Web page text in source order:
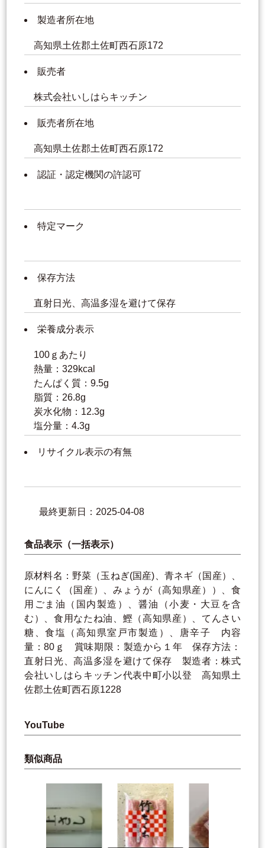
製造者所在地
高知県土佐郡土佐町西石原172
販売者
株式会社いしはらキッチン
販売者所在地
高知県土佐郡土佐町西石原172
認証・認定機関の許認可
特定マーク
保存方法
直射日光、高温多湿を避けて保存
栄養成分表示
100ｇあたり
熱量：329kcal
たんぱく質：9.5g
脂質：26.8g
炭水化物：12.3g
塩分量：4.3g
リサイクル表示の有無
最終更新日：2025-04-08
食品表示（一括表示）
原材料名：野菜（玉ねぎ(国産)、青ネギ（国産）、
にんにく（国産）、みょうが（高知県産））、食
用ごま油（国内製造）、醤油（小麦・大豆を含
む）、食用なたね油、鰹（高知県産）、てんさい
糖、食塩（高知県室戸市製造）、唐辛子 内容
量：80ｇ 賞味期限：製造から１年 保存方法：
直射日光、高温多湿を避けて保存 製造者：株式
会社いしはらキッチン代表中町小以登 高知県土
佐郡土佐町西石原1228
YouTube
類似商品